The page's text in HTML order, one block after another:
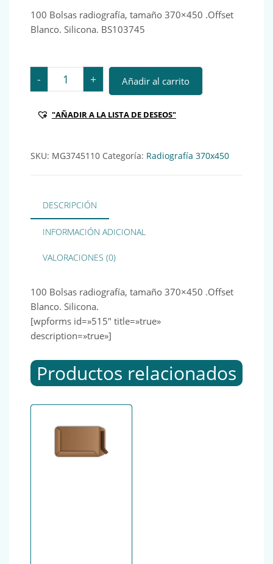
100 Bolsas radiografía, tamaño 370×450 .Offset
Blanco. Silicona. BS103745
- 100 Bolsas radiografía, tamaño 370x450 .Offset
+ Añadir al carrito
"AÑADIR A LA LISTA DE DESEOS"
SKU: MG3745110 Categoría: Radiografía 370x450
DESCRIPCIÓN
INFORMACIÓN ADICIONAL
VALORACIONES (0)
100 Bolsas radiografía, tamaño 370×450 .Offset
Blanco. Silicona.
[wpforms id=»515″ title=»true»
description=»true»]
Productos relacionados